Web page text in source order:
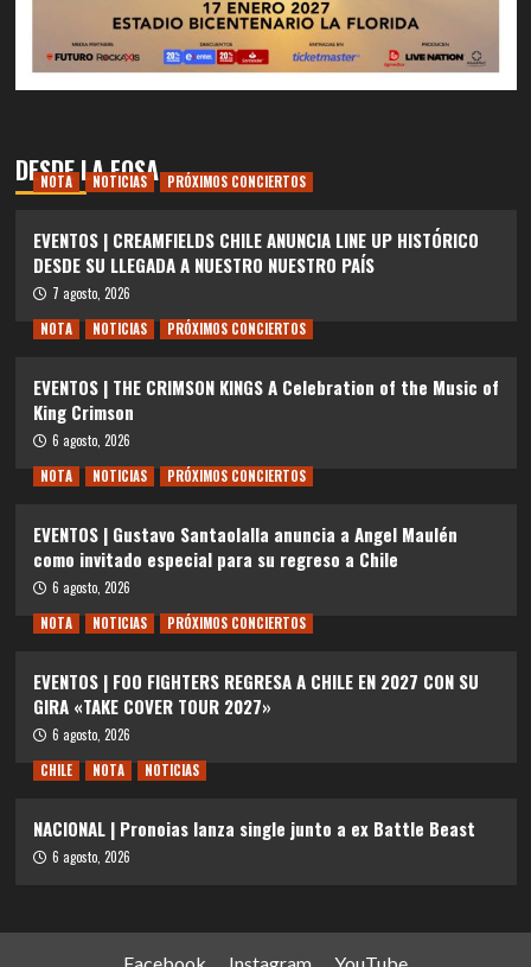
DESDE LA FOSA
NOTA NOTICIAS PRÓXIMOS CONCIERTOS
EVENTOS | CREAMFIELDS CHILE ANUNCIA LINE UP HISTÓRICO
DESDE SU LLEGADA A NUESTRO NUESTRO PAÍS
7 agosto, 2026
NOTA
NOTICIAS PRÓXIMOS CONCIERTOS
EVENTOS | THE CRIMSON KINGS A Celebration of the Music of
King Crimson
6 agosto, 2026
NOTA
NOTICIAS PRÓXIMOS CONCIERTOS
EVENTOS | Gustavo Santaolalla anuncia a Angel Maulén
como invitado especial para su regreso a Chile
6 agosto, 2026
NOTA
NOTICIAS PRÓXIMOS CONCIERTOS
EVENTOS | FOO FIGHTERS REGRESA A CHILE EN 2027 CON SU
GIRA «TAKE COVER TOUR 2027»
6 agosto, 2026
CHILE
NOTA NOTICIAS
NACIONAL | Pronoias lanza single junto a ex Battle Beast
6 agosto, 2026